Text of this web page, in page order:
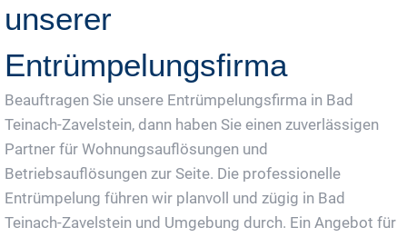
unserer
Entrümpelungsfirma
Beauftragen Sie unsere Entrümpelungsfirma in Bad
Teinach-Zavelstein, dann haben Sie einen zuverlässigen
Partner für Wohnungsauflösungen und
Betriebsauflösungen zur Seite. Die professionelle
Entrümpelung führen wir planvoll und zügig in Bad
Teinach-Zavelstein und Umgebung durch. Ein Angebot für